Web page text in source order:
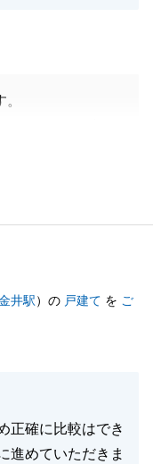
き、ご紹介の輪
井駅）の 戸建て を ご
正確に比較はでき
進めていただきま